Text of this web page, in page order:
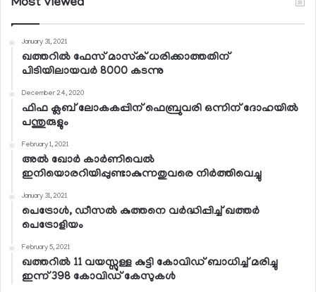
Most Viewed
January 31, 2021
ഖത്തറില്‍ ഫേസ് മാസ്‌ക് ധരിക്കാത്തതിന്
പിടിയിലായവര്‍ 8000 കടന്നു
December 24, 2020
ഫിഫ ക്ലബ് ലോകകപ്പിന് ഫെബ്രുവരി ഒന്നിന് ദോഹയില്‍
പന്തുരുളും
February 1, 2021
അല്‍ ഖോര്‍ കാര്‍ണിവെല്‍
ഇനിയൊരറിയിപ്പുണ്ടാകുന്നതുവരെ നിര്‍ത്തിവെച്ചു
January 31, 2021
പെട്രോള്‍, ഡീസല്‍ കുത്തനെ വര്‍ദ്ധിപ്പിച്ച് ഖത്തര്‍
പെട്രോളിയം
February 5, 2021
ഖത്തറില്‍ 11 വയസ്സുള്ള കുട്ടി കോവിഡ് ബാധിച്ച് മരിച്ചു
ഇന്ന് 398 കോവിഡ് കേസുകള്‍